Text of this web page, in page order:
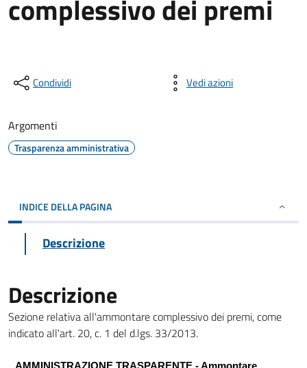
complessivo dei premi
Condividi Vedi azioni
Argomenti
Trasparenza amministrativa
INDICE DELLA PAGINA
Descrizione
Descrizione
Sezione relativa all'ammontare complessivo dei premi, come
indicato all'art. 20, c. 1 del d.lgs. 33/2013.